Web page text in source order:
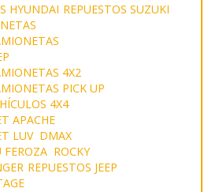
HYUNDAI REPUESTOS SUZUKI
4X2
PICK UP
4X4
APACHE
LUV DMAX
FEROZA ROCKY
REPUESTOS JEEP